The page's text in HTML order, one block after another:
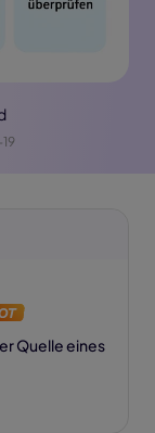
Quelle eines